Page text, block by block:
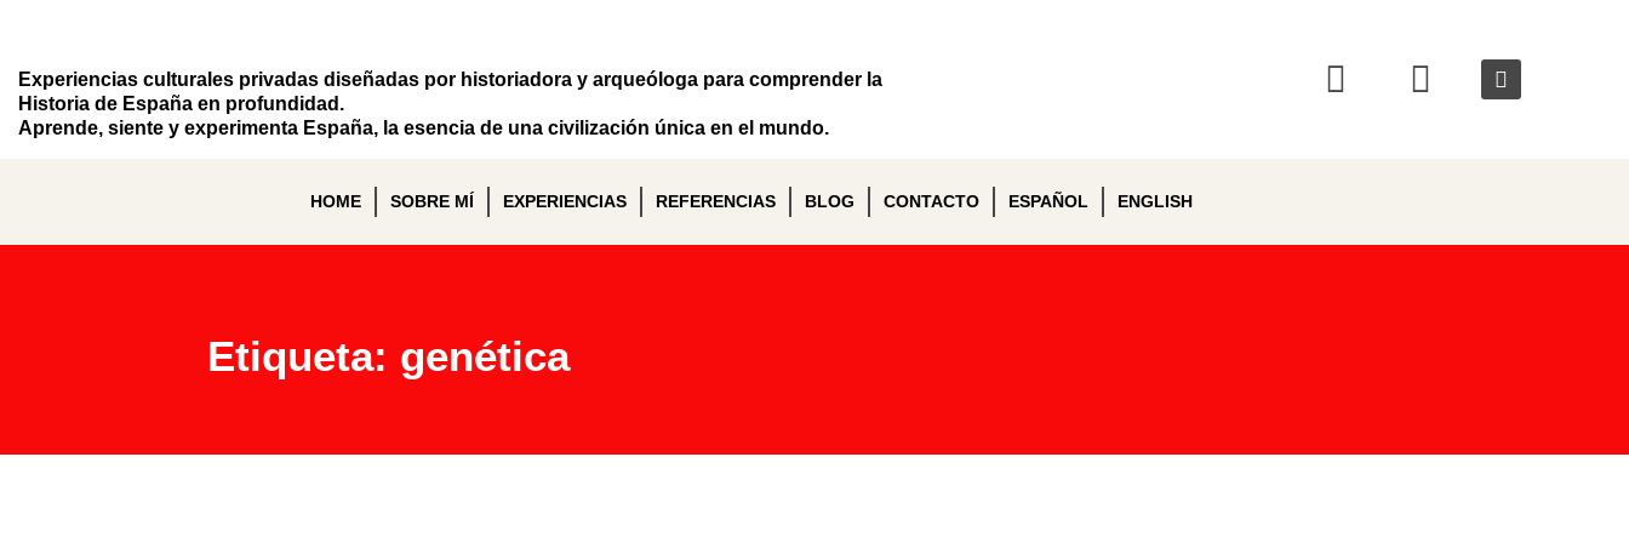
Experiencias culturales privadas diseñadas por historiadora y arqueóloga para comprender la
Historia de España en profundidad.
Aprende, siente y experimenta España, la esencia de una civilización única en el mundo.
HOME SOBRE MÍ EXPERIENCIAS REFERENCIAS BLOG CONTACTO ESPAÑOL ENGLISH
Etiqueta: genética